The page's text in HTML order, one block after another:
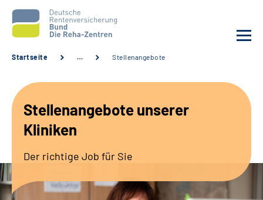
Unsere Kliniken
Startseite … Stellenangebote
Stellenangebote unserer
Kliniken
Der richtige Job für Sie